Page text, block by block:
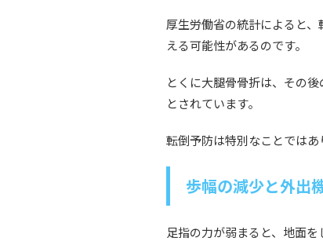
厚生労働省の統計によると、
える可能性があるのです。
とくに大腿骨骨折は、その
とされています。
転倒予防は特別なことではあ
歩幅の減少と外出
足指の力が弱まると、地面